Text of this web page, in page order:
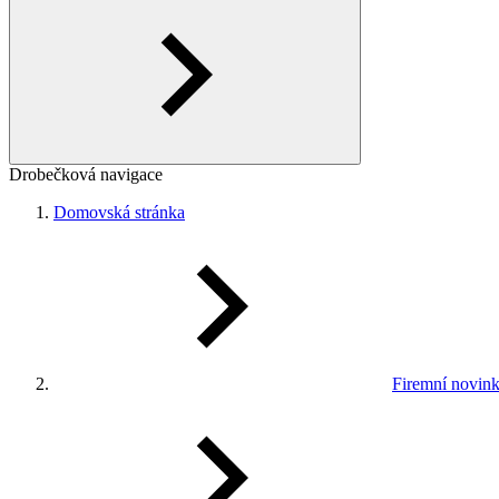
Drobečková navigace
Domovská stránka
Firemní